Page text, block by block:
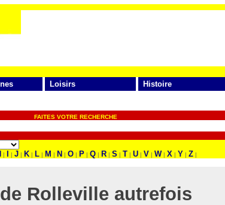
Loisirs Histoire
FAITES VOTRE RECHERCHE
| | J | K | L | M | N | O | P | Q | R | S | T | U | V | W | X | Y | Z |
Rolleville autrefois